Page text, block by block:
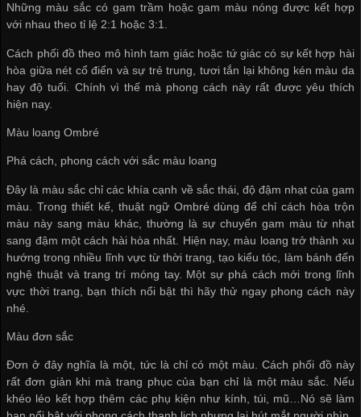
Những màu sắc có gam trầm hoặc gam màu nóng được kết hợp
với nhau theo tỉ lệ 2:1 hoặc 3:1.
Cách phối đồ theo mô hình tam giác hoặc tứ giác có sự kết hợp hài
hòa giữa nét cổ điển và sự trẻ trung, tươi tắn lại không kén màu da
hay độ tuổi. Chính vì thế mà phong cách này rất được yêu thích
hiện nay.
Màu loang Ombré
Phá cách, phong cách với sắc màu loang
Đây là màu sắc chỉ các khía cạnh về sắc thái, độ đậm nhạt của gam
màu. Trong thiết kế, thuật ngữ Ombré dùng để chỉ cách hòa trộn
màu này sang màu khác, thường là sự chuyển gam màu từ nhạt
sang đậm một cách hài hòa nhất. Hiện nay, màu loang trở thành xu
hướng trong nhiều lĩnh vực từ thời trang, tạo kiểu tóc, làm bánh đến
nghệ thuật và trang trí móng tay. Một sự phá cách mới trong lĩnh
vực thời trang, bạn thích nổi bật thì hãy thử ngay phong cách này
nhé.
Màu đơn sắc
Đơn ở đây nghĩa là một, tức là chỉ có một màu. Cách phối đồ này
rất đơn giản khi mà trang phục của bạn chỉ là một màu sắc. Nếu
khéo léo kết hợp thêm các phụ kiện như kính, túi, mũ…Nó sẽ làm